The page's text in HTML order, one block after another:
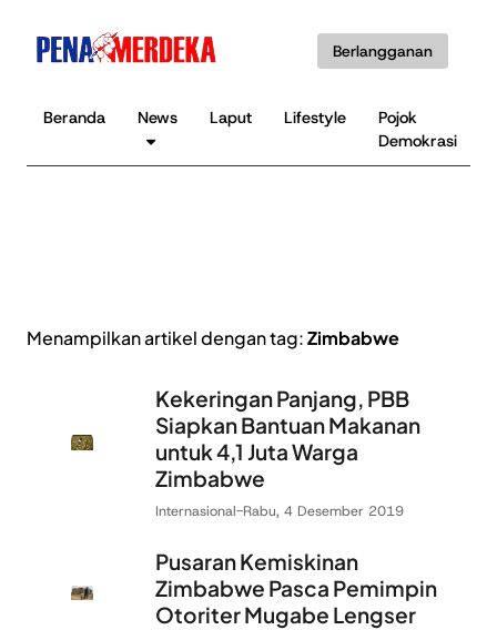
Berlangganan
Beranda News Laput Lifestyle
Pojok
Demokrasi
Menampilkan artikel dengan tag:Zimbabwe
Kekeringan Panjang, PBB
Siapkan Bantuan Makanan
untuk 4,1 Juta Warga
Zimbabwe
Internasional-Rabu, 4 Desember 2019
Pusaran Kemiskinan
Zimbabwe Pasca Pemimpin
Otoriter Mugabe Lengser